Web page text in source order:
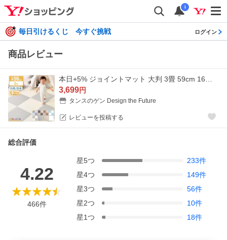
i
毎日引けるくじ 今すぐ挑戦 ログイン
商品レビュー
3,699円
タンスのゲン Design the Future
レビューを投稿する
総合評価
4.22
466件
星5つ 233件
星4つ 149件
星3つ 56件
星2つ 10件
星1つ 18件